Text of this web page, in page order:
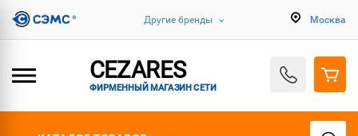
Другие бренды Москва
CEZARES
ФИРМЕННЫЙ МАГАЗИН СЕТИ